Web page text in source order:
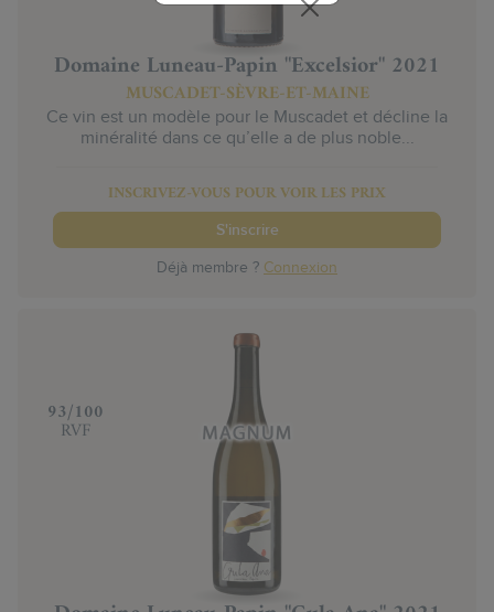
Domaine Luneau-Papin "Excelsior" 2021
MUSCADET-SÈVRE-ET-MAINE
Ce vin est un modèle pour le Muscadet et décline la
minéralité dans ce qu’elle a de plus noble...
INSCRIVEZ-VOUS POUR VOIR LES PRIX
S'inscrire
Déjà membre ? Connexion
‍93/100
RVF